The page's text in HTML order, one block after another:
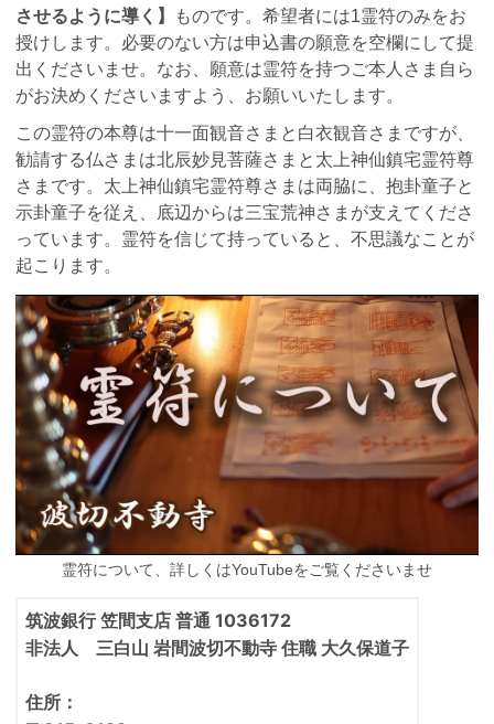
させるように導く】
ものです。希望者には1霊符のみをお
授けします。必要のない方は申込書の願意を空欄にして提
出くださいませ。なお、願意は霊符を持つご本人さま自ら
がお決めくださいますよう、お願いいたします。
この霊符の本尊は十一面観音さまと白衣観音さまですが、
勧請する仏さまは北辰妙見菩薩さまと太上神仙鎮宅霊符尊
さまです。太上神仙鎮宅霊符尊さまは両脇に、抱卦童子と
示卦童子を従え、底辺からは三宝荒神さまが支えてくださ
っています。霊符を信じて持っていると、不思議なことが
起こります。
霊符について、詳しくはYouTubeをご覧くださいませ
筑波銀行 笠間支店 普通 1036172
非法人 三白山 岩間波切不動寺 住職 大久保道子
住所：